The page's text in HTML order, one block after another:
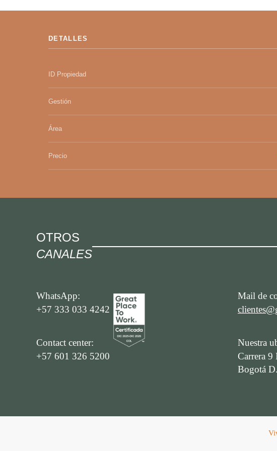
DETALLES
ID Propiedad
Gestión
Área
Precio
OTROS
CANALES
WhatsApp:
+57 333 033 4242
Contact center:
+57 601 326 5200
Mail de
Nuestra
Carrera
Bogotá